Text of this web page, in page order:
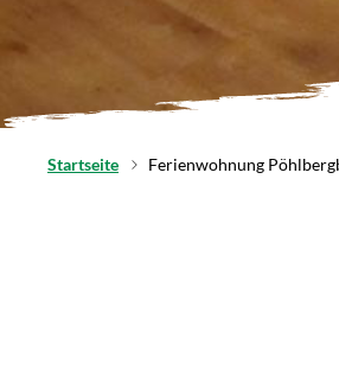
Startseite Ferienwohnung